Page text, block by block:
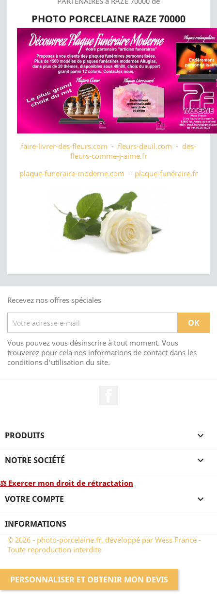
PHOTO PORCELAINE RAZE 70000
faire-livrer-des-fleurs.com - fleurs-deuil.com - des-
fleurs-comme-j-aime.fr
plaque-funeraire-moderne.com - plaque-funéraire.fr
Recevez nos offres spéciales
Vous pouvez vous désinscrire à tout moment. Vous
trouverez pour cela nos informations de contact dans les
conditions d'utilisation du site.
PRODUITS 
NOTRE SOCIÉTÉ 
⚖ Exercer mon droit de rétractation
VOTRE COMPTE 
INFORMATIONS
© 2026 - photo-porcelaine.fr, développé par Wess France -
Toute reproduction interdite
PERSONNALISER ET OBTENIR MON DEVIS